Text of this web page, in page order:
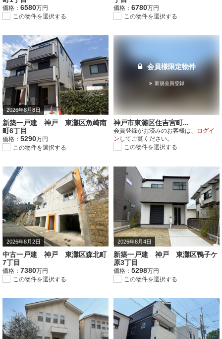
価格： 6580万円
この物件を選択する
価格： 6780万円
この物件を選択する
2026年8月8日
新築一戸建 神戸 東灘区魚崎南
町6丁目
価格： 5290万円
この物件を選択する
会員様限定物件
新規会員登録
神戸市東灘区住吉宮町...
会員登録がお済みのお客様は、
ログイ
ン してご覧ください。
この物件を選択する
2026年8月2日
中古一戸建 神戸 東灘区森北町
7丁目
価格： 7380万円
この物件を選択する
2026年8月4日
新築一戸建 神戸 東灘区鴨子ケ
原3丁目
価格： 5298万円
この物件を選択する